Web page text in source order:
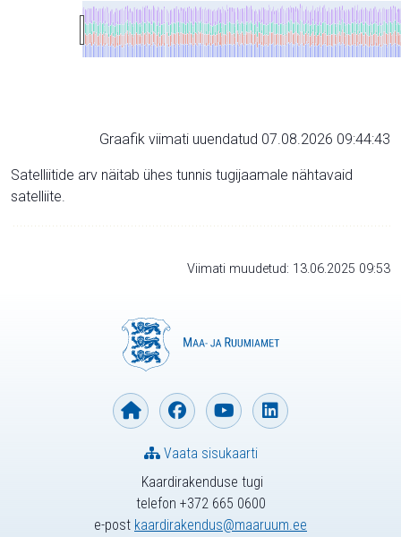
Graafik viimati uuendatud 07.08.2026 09:44:43
Satelliitide arv näitab ühes tunnis tugijaamale nähtavaid
satelliite.
Viimati muudetud: 13.06.2025 09:53
Kaardirakenduse tugi
telefon +372 665 0600
e-post kaardirakendus@maaruum.ee
Vaata sisukaarti